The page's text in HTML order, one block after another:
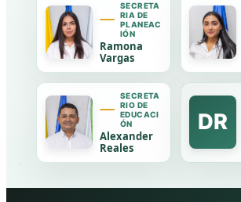
SECRETA
RIA DE
PLANEAC
IÓN
Ramona
Vargas
SECRETA
RIO DE
EDUCACI
ÓN
Alexander
Reales
DR